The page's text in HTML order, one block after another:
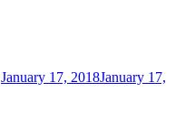
January 17, 2018January 17,